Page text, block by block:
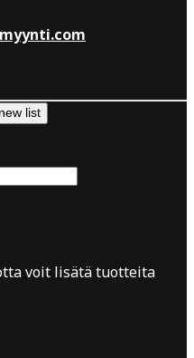
list
voit lisätä tuotteita